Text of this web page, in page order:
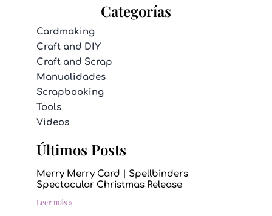
Categorías
Cardmaking
Craft and DIY
Craft and Scrap
Manualidades
Scrapbooking
Tools
Videos
Últimos Posts
Merry Merry Card | Spellbinders
Spectacular Christmas Release
Leer más »